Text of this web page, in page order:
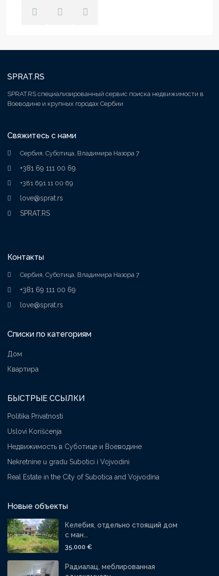
SPRAT.RS
SPRAT.RS специализированный сервис поиска недвижимости в
Воеводине и крупных городах Сербии
Свяжитесь с нами
Сербия, Суботица, Владимира Назора 7
+381 69 111 00 69
+381 691 11 00 69
love@sprat.rs
SPRAT.RS
Контакты
Сербия, Суботица, Владимира Назора 7
+381 69 111 00 69
love@sprat.rs
Списки по категориям
Дом
Квартира
БЫСТРЫЕ ССЫЛКИ
Politika Privatnosti
Uslovi Korišćenja
Недвижимость в Суботице и Воеводине
Nekretnine u gradu Subotici i Vojvodini
Real Estate in the City of Subotica and Vojvodina
Новые объекты
Келебия, отдельно стоящий дом
с ман...
35,000 €
Радиалац, меблированная